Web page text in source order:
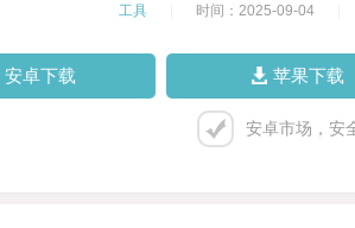
工具 时间：2025-09-04
安卓下载 苹果下载
安卓市场，安